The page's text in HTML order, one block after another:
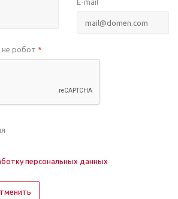
E-mail
робот *
персональных данных